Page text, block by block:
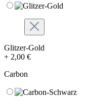
Glitzer-Gold
+ 2,00 €
Carbon